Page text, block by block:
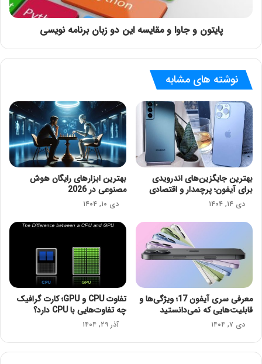
پایتون و جاوا و مقایسه این دو زبان برنامه نویسی
نوشته های مشابه
بهترین جایگزین‌های اندرویدی
برای آیفون؛ پرچمدار و اقتصادی
دی ۱۴, ۱۴۰۴
بهترین ابزارهای رایگان هوش
مصنوعی در 2026
دی ۱۰, ۱۴۰۴
معرفی سری آیفون 17؛ ویژگی‌ها و
قابلیت‌هایی که نمی‌دانستید
دی ۷, ۱۴۰۴
تفاوت CPU و GPU؛ کارت گرافیک
چه تفاوت‌هایی با CPU دارد؟
آذر ۲۹, ۱۴۰۴